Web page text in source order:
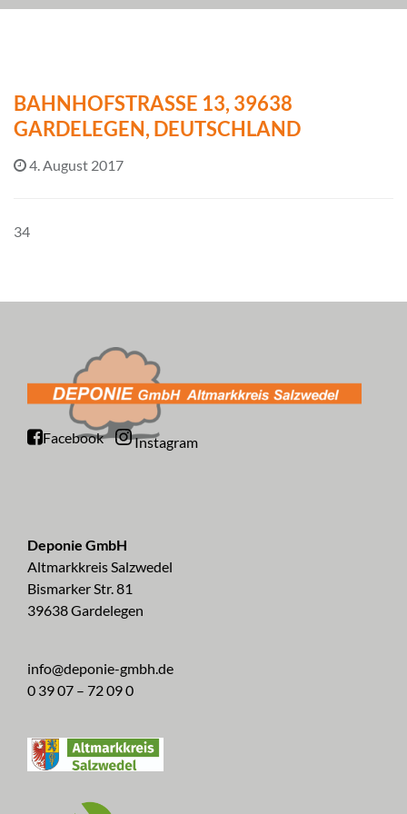
BAHNHOFSTRASSE 13, 39638 G
ARDELEGEN, DEUTSCHLAND
4. August 2017
34
Facebook Instagram
Deponie GmbH
Altmarkkreis Salzwedel
Bismarker Str. 81
39638 Gardelegen
info@deponie-gmbh.de
0 39 07 – 72 09 0